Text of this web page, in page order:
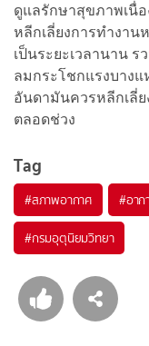
ดูแลรักษาสุขภาพเนื่
หลีกเลี่ยงการทำงาน
เป็นระยะเวลานาน
ลมกระโชกแรงบางแ
อันดามันควรหลีกเลี่
ตลอดช่วง
Tag
#สภาพอากาศ #อาก
#กรมอุตุนิยมวิทยา